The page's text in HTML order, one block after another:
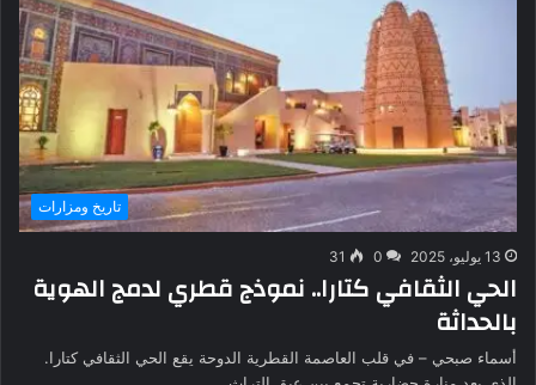
تاريخ ومزارات
13 يوليو، 2025 0
31
الحي الثقافي كتارا.. نموذج قطري لدمج الهوية
بالحداثة
أسماء صبحي – في قلب العاصمة القطرية الدوحة يقع الحي الثقافي كتارا.